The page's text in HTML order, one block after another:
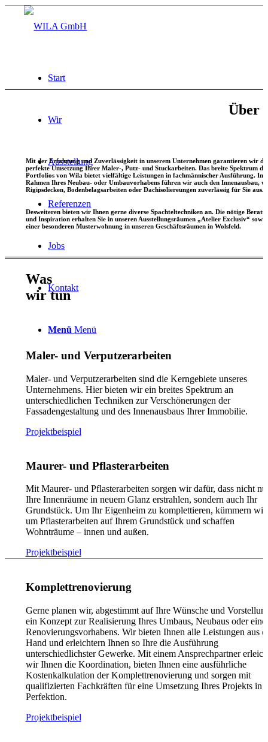
Start
Wir
Ausstellung
Referenzen
Jobs
Kontakt
Menü Menü
Über
Mit der Erfahrung und Zuverlässigkeit in unserem Unternehmen garantieren wir die
perfekte Umsetzung Ihrer Maler-, Putz- und Stuckarbeiten. Das breite Spektrum des
Portfolios von Wila bietet vielfältige Leistungen in fachmännischer Ausführung. Im
Rahmen Ihres Neubau- oder Umbauvorhabens führen wir auch den Innenausbau,
Rigipsdecken, Bodenbelagsarbeiten oder Dachisoliereungen zuverlässig für Sie aus.
Desweiteren bieten wir Ihnen gerne diverse Spachteltechniken an. Die nötige
und Inspiration erhalten Sie in unseren Ausstellungsräumen „Atelier Exclusiv“
einer besonderen Musterwohnung in unseren Geschäftsräumen in Wolsfeld.
Was
wir tun
Maler- und Verputzerarbeiten
Maler- und Verputzerarbeiten sind die Kerngebiete unseres
Unternehmens. Hier bieten wir ein breites Spektrum an
unterschiedlichen Techniken zur Verschönerungen der
Fassadengestaltung und des Innenausbaus Ihrer Immobilie.
Projektbeispiel
Maurer- und Pflasterarbeiten
Mit Maurer- und Pflasterarbeiten sorgen wir dafür, dass nicht
Ihre Innenräume in neuem Glanz erstrahlen, sondern auch Ihr
Grundstück. Um Ihr Eigenheim zu komplettieren, kümmern wir
um Pflasterarbeiten auf Ihrem Grundstück und schaffen
Wohnträume – innen und außen.
Projektbeispiel
Komplettrenovierung
Gerne planen wir, abgestimmt auf Ihre Wünsche und
ein Konzept zur Realisierung Ihres Umbaus, Neubaus oder
Renovierungsvorhabens. Wir bieten Ihnen alle Leistungen aus
Hand und erleichtern Ihnen so Ihre die Ausführung
unterschiedlichster Gewerke. Mit einem Ansprechpartner
wir Ihnen die Koordination, bieten Ihnen eine ausführliche
Kostenkalkulation der Komplettrenovierung und sorgen mit
qualifizierten Fachkräften für eine Umsetzung Ihres Projekts in
Perfektion.
Projektbeispiel